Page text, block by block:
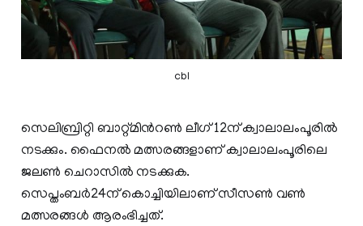
cbl
സെലിബ്രിറ്റി ബാറ്റ്മിന്‍റണ്‍ ലീഗ് 12ന് ക്വാലാലംപൂരില്‍
നടക്കും. ഫൈനല്‍ മത്സരങ്ങളാണ് ക്വാലാലംപൂരിലെ
ജലണ്‍ ചെറാസില്‍ നടക്കുക.
സെപ്തംബര്‍24ന് കൊച്ചിയിലാണ് സീസണ്‍ വണ്‍
മത്സരങ്ങള്‍ ആരംഭിച്ചത്.